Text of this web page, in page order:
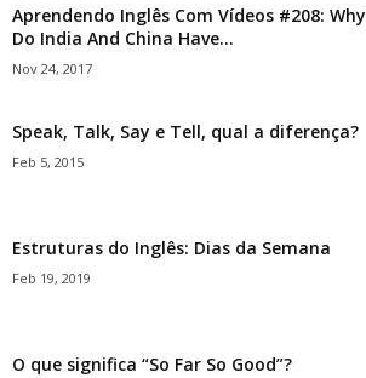
Aprendendo Inglês Com Vídeos #208: Why
Do India And China Have...
Nov 24, 2017
Speak, Talk, Say e Tell, qual a diferença?
Feb 5, 2015
Estruturas do Inglês: Dias da Semana
Feb 19, 2019
O que significa “So Far So Good”?